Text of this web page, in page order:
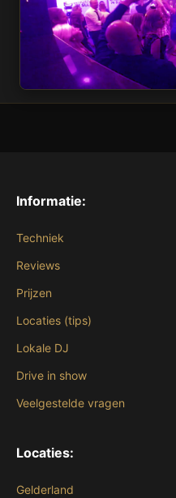
Informatie:
Techniek
Reviews
Prijzen
Locaties (tips)
Lokale DJ
Drive in show
Veelgestelde vragen
Locaties:
Gelderland